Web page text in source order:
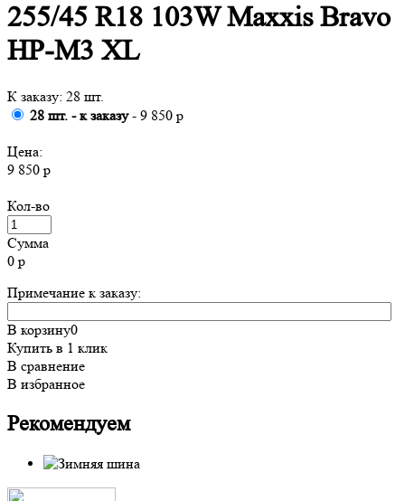
255/45 R18 103W Maxxis Bravo
HP-M3 XL
К заказу: 28 шт.
28 шт. - к заказу- 9 850 р
Цена:
9 850 р
Кол-во
Сумма
0 р
Примечание к заказу:
В корзину0
Купить в 1 клик
В сравнение
В избранное
Рекомендуем